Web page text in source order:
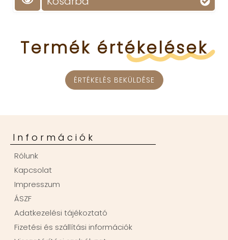
Termék értékelések
ÉRTÉKELÉS BEKÜLDÉSE
Információk
Rólunk
Kapcsolat
Impresszum
ÁSZF
Adatkezelési tájékoztató
Fizetési és szállítási információk